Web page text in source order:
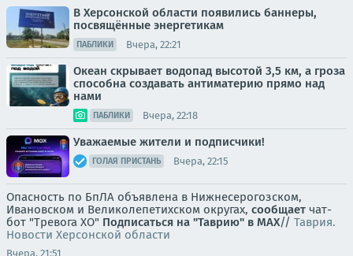
В Херсонской области появились баннеры,
посвящённые энергетикам
ПАБЛИКИ Вчера, 22:21
Океан скрывает водопад высотой 3,5 км, а гроза
способна создавать антиматерию прямо над
нами
ПАБЛИКИ Вчера, 22:18
Уважаемые жители и подписчики!
ГОЛАЯ ПРИСТАНЬ Вчера, 22:15
Опасность по БпЛА объявлена в Нижнесерогозском,
Ивановском и Великолепетихском округах, сообщает чат-
бот "Тревога ХО" Подписаться на "Таврию" в MAX// Таврия.
Новости Херсонской области
Вчера, 21:51